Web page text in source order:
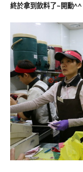
終於拿到飲料了~開勳^^